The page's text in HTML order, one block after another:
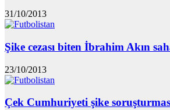
31/10/2013
Şike cezası biten İbrahim Akın
23/10/2013
Çek Cumhuriyeti şike